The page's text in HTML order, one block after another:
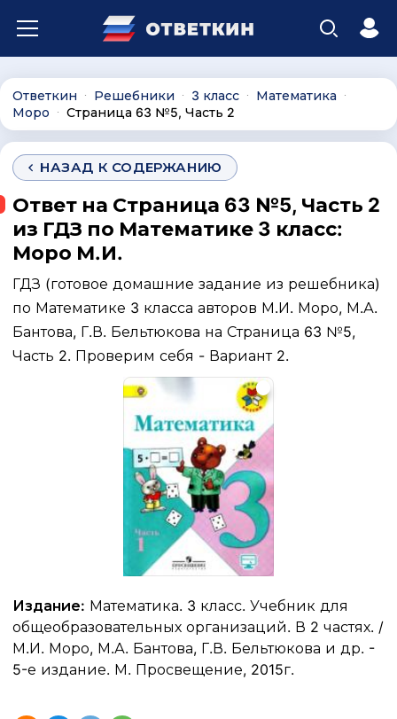
Ответкин ∙ Решебники ∙ 3 класс ∙ Математика ∙
Моро ∙ Страница 63 №5, Часть 2
НАЗАД К СОДЕРЖАНИЮ
Ответ на Страница 63 №5, Часть 2
из ГДЗ по Математике 3 класс:
Моро М.И.
ГДЗ (готовое домашние задание из решебника)
по Математике 3 класса авторов М.И. Моро, М.А.
Бантова, Г.В. Бельтюкова на Страница 63 №5,
Часть 2. Проверим себя - Вариант 2.
Издание: Математика. 3 класс. Учебник для
общеобразовательных организаций. В 2 частях. /
М.И. Моро, М.А. Бантова, Г.В. Бельтюкова и др. -
5-е издание. М. Просвещение, 2015г.